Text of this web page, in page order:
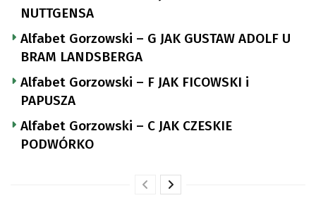
NUTTGENSA
Alfabet Gorzowski – G JAK GUSTAW ADOLF U
BRAM LANDSBERGA
Alfabet Gorzowski – F JAK FICOWSKI i
PAPUSZA
Alfabet Gorzowski – C JAK CZESKIE
PODWÓRKO